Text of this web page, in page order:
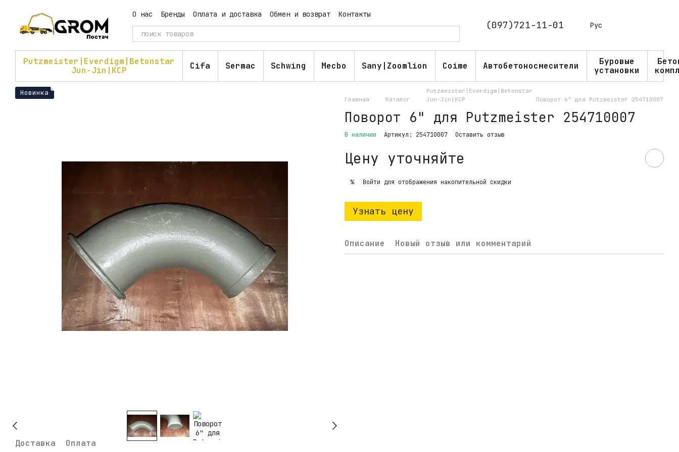
О нас Бренды Оплата и доставка Обмен и возврат
Контакты
Пользовательское соглашение
Публичная оферта Блог (097)721-11-01 Рус
Putzmeister|Everdigm|Betonstar
Jun-Jin|KCP
Cifa Sermac Schwing Mecbo Sany|Zoomlion Coime Автобетоносмесители
Буровые
установки
Новинка
Доставка Оплата
Главная Каталог
Putzmeister|Everdigm|Betonstar
Jun-Jin|KCP
Поворот 6" для Putzmeister 254710007
Поворот 6" для Putzmeister 254710007
В наличии Артикул: 254710007 Оставить отзыв
Цену уточняйте
% Войти для отображения накопительной скидки
Узнать цену
Описание Новый отзыв или комментарий